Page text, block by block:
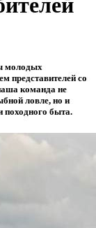
молодых
представителей со
команда не
ловле, но и
походного быта.